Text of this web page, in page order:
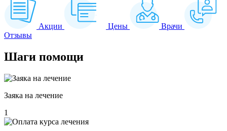
Акции Цены
Врачи
Отзывы
Шаги помощи
Заяка на лечение
1